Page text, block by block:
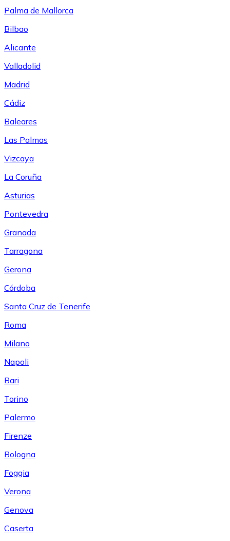
Palma de Mallorca
Bilbao
Alicante
Valladolid
Madrid
Cádiz
Baleares
Las Palmas
Vizcaya
La Coruña
Asturias
Pontevedra
Granada
Tarragona
Gerona
Córdoba
Santa Cruz de Tenerife
Roma
Milano
Napoli
Bari
Torino
Palermo
Firenze
Bologna
Foggia
Verona
Genova
Caserta